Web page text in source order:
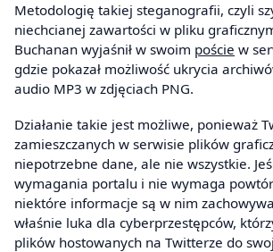
Metodologię takiej steganografii, czyli
niechcianej zawartości w pliku
Buchanan wyjaśnił w swoim poście w
gdzie pokazał możliwość ukrycia
audio MP3 w zdjęciach PNG.
Działanie takie jest możliwe, ponieważ
zamieszczanych w serwisie plików
niepotrzebne dane, ale nie wszystkie.
wymagania portalu i nie wymaga
niektóre informacje są w nim
właśnie luka dla cyberprzestępców,
plików hostowanych na Twitterze do